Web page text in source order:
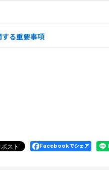
る重要事項
Facebookでシェア